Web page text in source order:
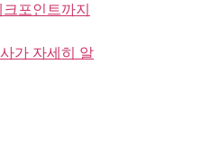
포인트까지
가 자세히 알